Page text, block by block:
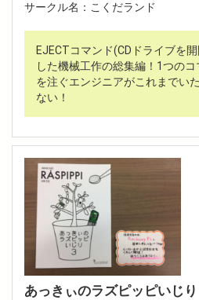
サークル名：こくだランド
EJECTコマンド(CDドライブを
した機械工作の総集編！1つの
を注ぐエンジニアがこれまでい
ない！
あっきぃのラズピッピいじ